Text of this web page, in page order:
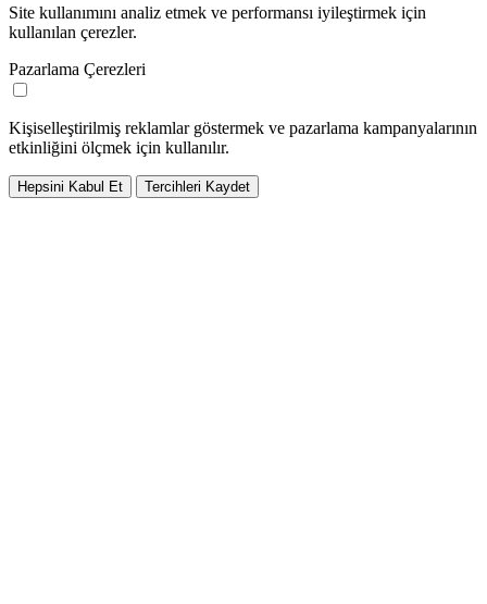
Site kullanımını analiz etmek ve performansı iyileştirmek için
kullanılan çerezler.
Pazarlama Çerezleri
Kişiselleştirilmiş reklamlar göstermek ve pazarlama kampanyalarının
etkinliğini ölçmek için kullanılır.
Hepsini Kabul Et Tercihleri Kaydet